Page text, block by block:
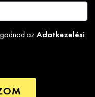
az Adatkezelési